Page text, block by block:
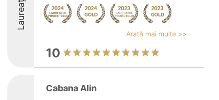
Laureați
Arată mai multe >>
10
Cabana Alin